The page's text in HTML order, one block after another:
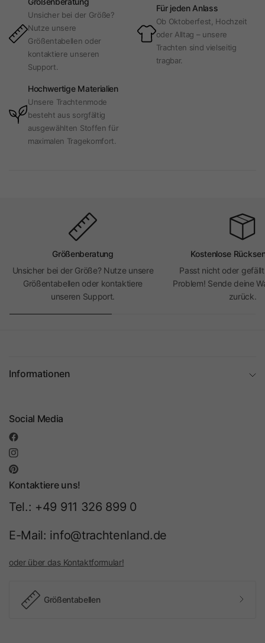
Unsicher bei der Größe?
Nutze unsere
Größentabellen oder
kontaktiere unseren
Support.
Für jeden Anlass
Ob Oktoberfest, Hochzeit
oder Alltag – unsere
Trachten sind vielseitig
tragbar.
Hochwertige Materialien
Unsere Trachtenmode
besteht aus sorgfältig
ausgewählten Stoffen für
maximalen Tragekomfort.
Größenberatung
Unsicher bei der Größe? Nutze unsere
Größentabellen oder kontaktiere
unseren Support.
Kostenlose
Passt nicht oder
Problem! Sende deine
zurück.
Informationen
Social Media
Kontaktiere uns!
Tel.: +49 911 326 899 0
E-Mail: info@trachtenland.de
oder über das Kontaktformular!
Größentabellen